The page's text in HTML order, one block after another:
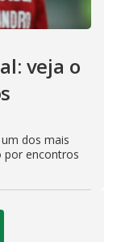
veja o
dos mais
por encontros